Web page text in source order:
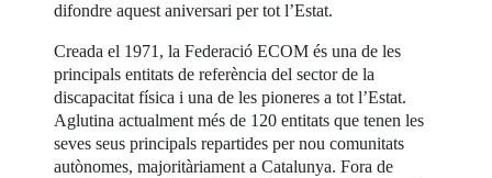
difondre aquest aniversari per tot l’Estat.
Creada el 1971, la Federació ECOM és una de les
principals entitats de referència del sector de la
discapacitat física i una de les pioneres a tot l’Estat.
Aglutina actualment més de 120 entitats que tenen les
seves seus principals repartides per nou comunitats
autònomes, majoritàriament a Catalunya. Fora de